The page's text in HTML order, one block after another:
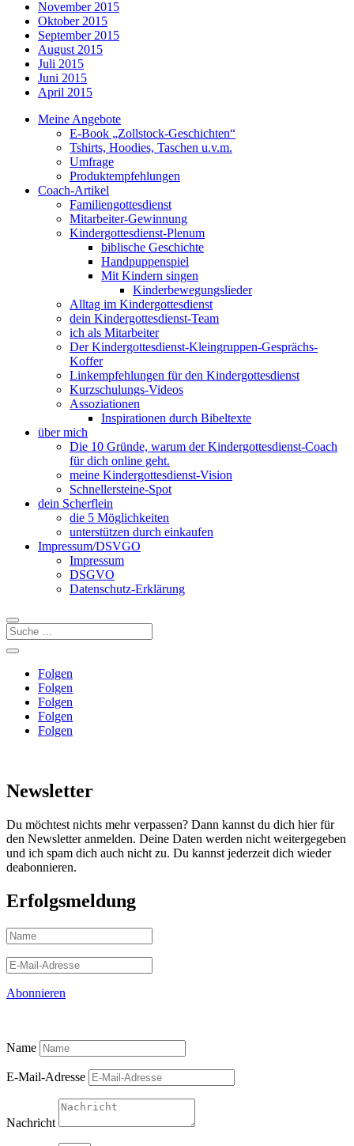
November 2015
Oktober 2015
September 2015
August 2015
Juli 2015
Juni 2015
April 2015
Meine Angebote
E-Book „Zollstock-Geschichten“
Tshirts, Hoodies, Taschen u.v.m.
Umfrage
Produktempfehlungen
Coach-Artikel
Familiengottesdienst
Mitarbeiter-Gewinnung
Kindergottesdienst-Plenum
biblische Geschichte
Handpuppenspiel
Mit Kindern singen
Kinderbewegungslieder
Alltag im Kindergottesdienst
dein Kindergottesdienst-Team
ich als Mitarbeiter
Der Kindergottesdienst-Kleingruppen-Gesprächs-
Koffer
Linkempfehlungen für den Kindergottesdienst
Kurzschulungs-Videos
Assoziationen
Inspirationen durch Bibeltexte
über mich
Die 10 Gründe, warum der Kindergottesdienst-Coach
für dich online geht.
meine Kindergottesdienst-Vision
Schnellersteine-Spot
dein Scherflein
die 5 Möglichkeiten
unterstützen durch einkaufen
Impressum/DSVGO
Impressum
DSGVO
Datenschutz-Erklärung
Folgen
Folgen
Folgen
Folgen
Folgen
Newsletter
Du möchtest nichts mehr verpassen? Dann kannst du dich hier für
den Newsletter anmelden. Deine Daten werden nicht weitergegeben
und ich spam dich auch nicht zu. Du kannst jederzeit dich wieder
deabonnieren.
Erfolgsmeldung
Abonnieren
Name
E-Mail-Adresse
Nachricht